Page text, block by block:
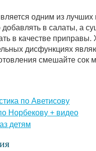
одним из лучших
в салаты, а
в качестве
дисфункциях
смешайте сок
по Аветисову
Норбекову + видео
детям